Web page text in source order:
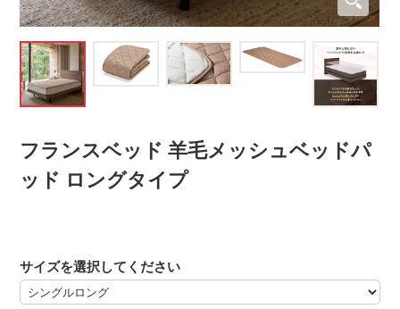
フランスベッド 羊毛メッシュベッドパ
ッド ロングタイプ
サイズを選択してください